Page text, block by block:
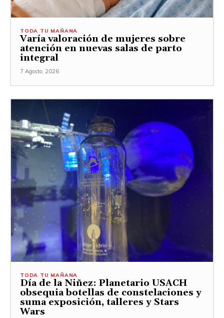
TODA TU MAÑANA
Varía valoración de mujeres sobre
atención en nuevas salas de parto
integral
7 Agosto, 2026
TODA TU MAÑANA
Día de la Niñez: Planetario USACH
obsequia botellas de constelaciones y
suma exposición, talleres y Stars
Wars